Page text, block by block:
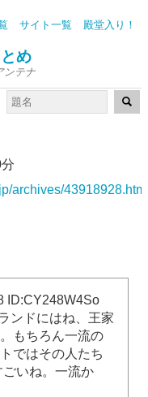
サイト一覧 殿堂入り！
め
ンテナ
archives/
ID:CY248W4So
ンドにはね、王家
もちろん一流の
ではその人たち
いね。一流か